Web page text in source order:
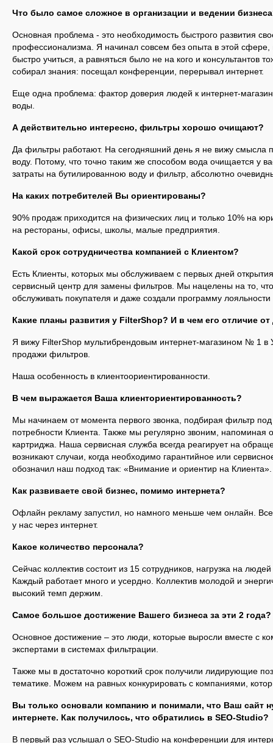
Что было самое сложное в организации и ведении
Основная проблема - это необходимость быстрого развития
профессионализма. Я начинал совсем без опыта в этой
быстро учиться, а равняться было не на кого и консультантов
собирал знания: посещал конференции, перерывал интернет.
Еще одна проблема: фактор доверия людей к интернет-
воды.
А действительно интересно, фильтры хорошо очищают?
Да фильтры работают. На сегодняшний день я не вижу смысла
воду. Потому, что точно таким же способом вода очищается у
затраты на бутилированною воду и фильтр, абсолютно
На каких потребителей Вы ориентированы?
90% продаж приходится на физических лиц и только 10% на
на рестораны, офисы, школы, малые предприятия.
Какой срок сотрудничества компанией с Клиентом?
Есть Клиенты, которых мы обслуживаем с первых дней
сервисный центр для замены фильтров. Мы нацелены на то,
обслуживать покупателя и даже создали программу
Какие планы развития у FilterShop? И в чем его отличие от
Я вижу FilterShop мультибрендовым интернет-магазином № 1
продажи фильтров.
Наша особенность в клиентоориентированности.
В чем выражается Ваша клиенториентированность?
Мы начинаем от момента первого звонка, подбирая фильтр
потребности Клиента. Также мы регулярно звоним, напоминая
картриджа. Наша сервисная служба всегда реагирует на
возникают случаи, когда необходимо гарантийное или
обозначил наш подход так: «Внимание и ориентир на Клиента».
Как развиваете свой бизнес, помимо интернета?
Офлайн рекламу запустил, но намного меньше чем онлайн.
у нас через интернет.
Какое количество персонала?
Сейчас коллектив состоит из 15 сотрудников, нагрузка на
Каждый работает много и усердно. Коллектив молодой и
высокий темп держим.
Самое большое достижение Вашего бизнеса за эти 2 года?
Основное достижение – это люди, которые выросли вместе с
экспертами в системах фильтрации.
Также мы в достаточно короткий срок получили лидирующие
тематике. Можем на равных конкурировать с компаниями,
Вы только основали компанию и понимали, что Ваш сайт
интернете. Как получилось, что обратились в SEO-Studio?
В первый раз услышал о SEO-Studio на конференции для